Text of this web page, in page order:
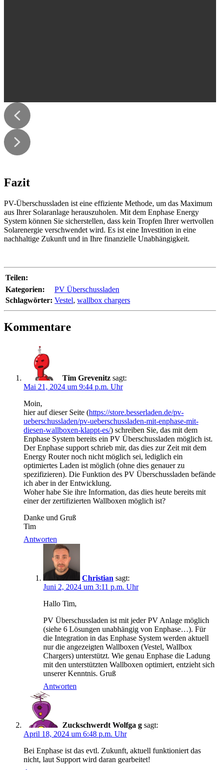
Fazit
PV-Überschussladen ist eine effiziente Methode, um das Maximum
aus Ihrer Solaranlage herauszuholen. Mit dem Enphase Energy
System können Sie sicherstellen, dass kein Tropfen Ihrer wertvollen
Solarenergie verschwendet wird. Es ist eine Investition in eine
nachhaltige Zukunft und in Ihre finanzielle Unabhängigkeit.
Teilen:
Kategorien:
PV Überschussladen
Schlagwörter: Vestel, wallbox chargers
Kommentare
Tim Grevenitz sagt:
Mai 21, 2024 um 9:44 p.m. Uhr
Moin,
hier auf dieser Seite (https://store.besserladen.de/pv-
ueberschussladen/pv-ueberschussladen-mit-enphase-mit-
diesen-wallboxen-klappt-es/) schreiben Sie, das mit dem
Enphase System bereits ein PV Überschussladen möglich ist.
Der Enphase support schrieb mir, das dies zur Zeit mit dem
Energy Router noch nicht möglich sei, lediglich ein
optimiertes Laden ist möglich (ohne dies genauer zu
spezifizieren). Die Funktion des PV Überschussladen befände
ich aber in der Entwicklung.
Woher habe Sie ihre Information, das dies heute bereits mit
einer der zertifizierten Wallboxen möglich ist?
Danke und Gruß
Tim
Antworten
Christian sagt:
Juni 2, 2024 um 3:11 p.m. Uhr
Hallo Tim,
PV Überschussladen ist mit jeder PV Anlage möglich
(siehe 6 Lösungen unabhängig von Enphase…). Für
die Integration in das Enphase System werden aktuell
nur die angezeigten Wallboxen (Vestel, Wallbox
Chargers) unterstützt. Wie genau Enphase die Ladung
mit den unterstützten Wallboxen optimiert, entzieht sich
unserer Kenntnis. Gruß
Antworten
Zuckschwerdt Wolfga g sagt:
April 18, 2024 um 6:48 p.m. Uhr
Bei Enphase ist das evtl. Zukunft, aktuell funktioniert das
nicht, laut Support wird daran gearbeitet!